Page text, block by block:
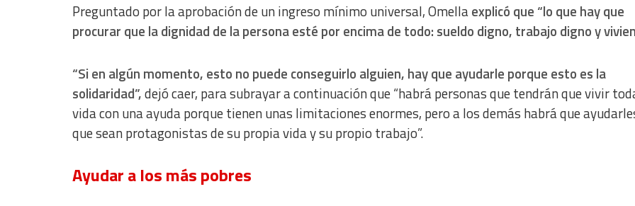
Preguntado por la aprobación de un ingreso mínimo universal, Omellaexplicó que “lo que hay que
procurar que la dignidad de la persona esté por encima de todo: sueldo digno, trabajo digno y
“Si en algún momento, esto no puede conseguirlo alguien, hay que ayudarle porque esto es la
solidaridad”,dejó caer, para subrayar a continuación que “habrá personas que tendrán que vivir
vida con una ayuda porque tienen unas limitaciones enormes, pero a los demás habrá que
que sean protagonistas de su propia vida y su propio trabajo”.
Ayudar a los más pobres
Develop and improve services
IAB Special Features:
Use precise geolocation data
Identify devices based on information actively requested